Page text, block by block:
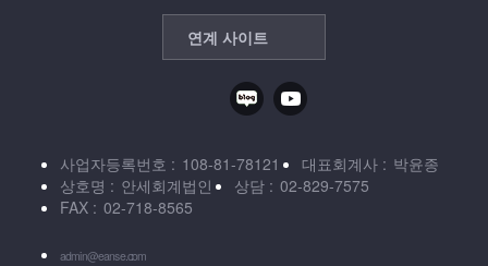
연계 사이트
사업자등록번호 108-81-78121 대표회계사
박윤종
상호명
안세회계법인 상담
02-829-7575
FAX
02-718-8565
admin@eanse.com